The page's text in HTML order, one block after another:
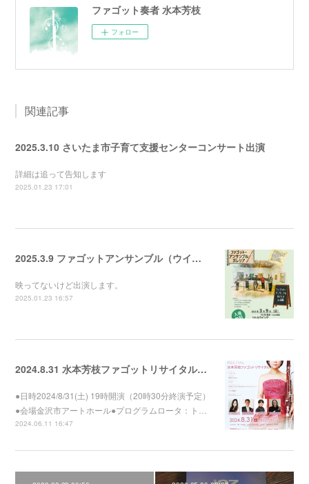
ファゴット奏者 水本芳枝
フォロー
関連記事
2025.3.10 さいたま市子育て支援センターコンサート出演
詳細は追って告知します
2025.01.23 17:01
2025.3.9 ファゴットアンサンブル（ウイング・ウイング高岡）
映ってないけど出演します。
2025.01.23 16:57
2024.8.31 水本芳枝ファゴットリサイタル（金沢市アートホール）
●日時2024/8/31(土) 19時開演（20時30分終演予定）
●会場金沢市アートホール●プログラムロータ：ト…
2024.06.11 16:47